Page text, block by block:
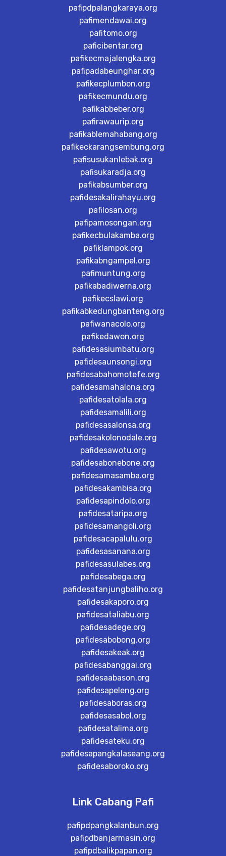
pafipdpalangkaraya.org
pafimendawai.org
pafitomo.org
paficibentar.org
pafikecmajalengka.org
pafipadabeunghar.org
pafikecplumbon.org
pafikecmundu.org
pafikabbeber.org
pafirawaurip.org
pafikablemahabang.org
pafikeckarangsembung.org
pafisusukanlebak.org
pafisukaradja.org
pafikabsumber.org
pafidesakalirahayu.org
pafilosan.org
pafipamosongan.org
pafikecbulakamba.org
pafiklampok.org
pafikabngampel.org
pafimuntung.org
pafikabadiwerna.org
pafikecslawi.org
pafikabkedungbanteng.org
pafiwanacolo.org
pafikedawon.org
pafidesasiumbatu.org
pafidesaunsongi.org
pafidesabahomotefe.org
pafidesamahalona.org
pafidesatolala.org
pafidesamalili.org
pafidesasalonsa.org
pafidesakolonodale.org
pafidesawotu.org
pafidesabonebone.org
pafidesamasamba.org
pafidesakambisa.org
pafidesapindolo.org
pafidesataripa.org
pafidesamangoli.org
pafidesacapalulu.org
pafidesasanana.org
pafidesasulabes.org
pafidesabega.org
pafidesatanjungbaliho.org
pafidesakaporo.org
pafidesataliabu.org
pafidesadege.org
pafidesabobong.org
pafidesakeak.org
pafidesabanggai.org
pafidesaabason.org
pafidesapeleng.org
pafidesaboras.org
pafidesasabol.org
pafidesatalima.org
pafidesateku.org
pafidesapangkalaseang.org
pafidesaboroko.org
Link Cabang Pafi
pafipdpangkalanbun.org
pafipdbanjarmasin.org
pafipdbalikpapan.org